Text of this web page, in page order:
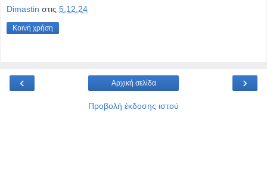
Dimastin στις 5.12.24
Κοινή χρήση
‹ ›
Αρχική σελίδα
Προβολή έκδοσης ιστού